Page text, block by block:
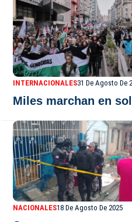
INTERNACIONALES31 De Agosto De
Miles marchan en
NACIONALES18 De Agosto De 2025